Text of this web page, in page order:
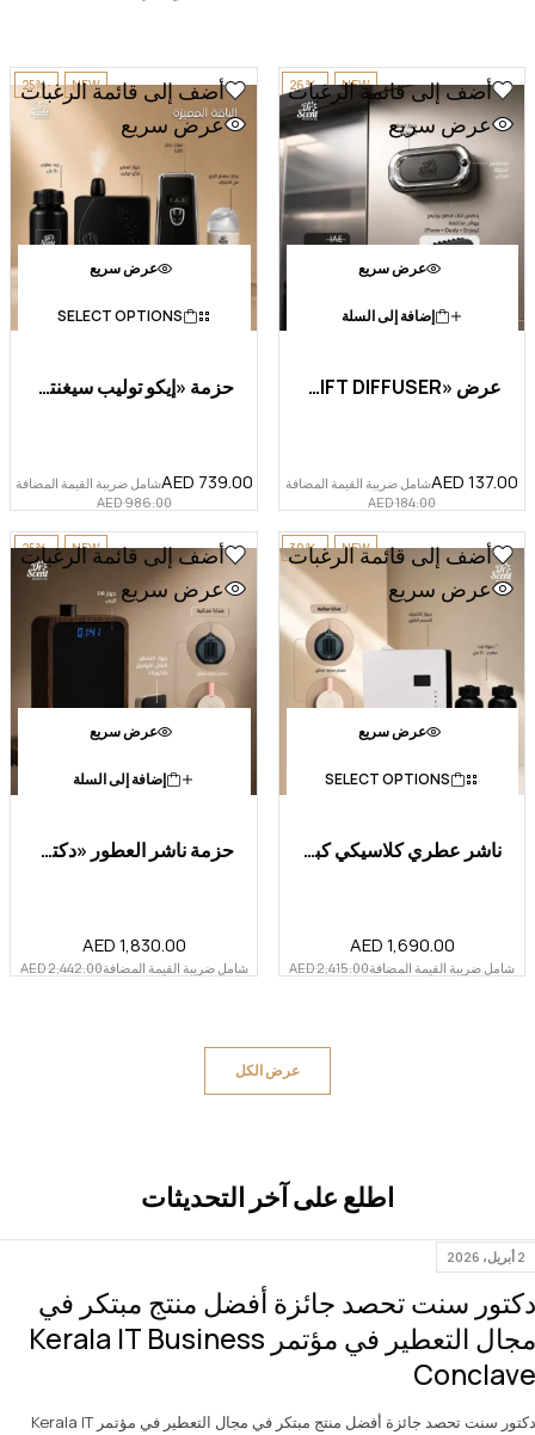
NEW
-26%
أضف إلى قائمة الرغبات
عرض سريع
عرض سريع
إضافة إلى السلة
عرض «LIFT DIFFUSER»
AED184.00
AED137.00 شامل ضريبة القيمة المضافة
NEW
-25%
أضف إلى قائمة الرغبات
عرض سريع
عرض سريع
SELECT OPTIONS
حزمة «إيكو توليب سيغنتشر» ا...
AED986.00
AED 739.00 شامل ضريبة القيمة المضافة
NEW
-30%
أضف إلى قائمة الرغبات
عرض سريع
عرض سريع
SELECT OPTIONS
ناشر عطري كلاسيكي كبير + زيت...
AED2,415.00
AED1,690.00
شامل ضريبة القيمة المضافة
NEW
-25%
أضف إلى قائمة الرغبات
عرض سريع
عرض سريع
إضافة إلى السلة
حزمة ناشر العطور «دكتور بيغ...
AED2,442.00
AED1,830.00
شامل ضريبة القيمة المضافة
عرض الكل
اطلع على آخر التحديثات
2 أبريل، 2026
دكتور سنت تحصد جائزة أفضل منتج مبتكر في
مجال التعطير في مؤتمر Kerala IT Business
Conclave
دكتور سنت تحصد جائزة أفضل منتج مبتكر في مجال التعطير في مؤتمر Kerala IT